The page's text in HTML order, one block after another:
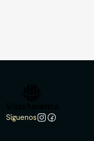
Síguenos